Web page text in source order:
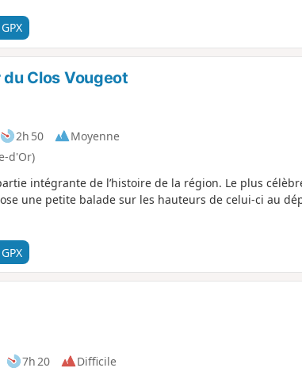
Clos Vougeot
2h 50
Moyenne
d'Or)
intégrante de l’histoire de la région. Le plus
une petite balade sur les hauteurs de celui-ci au
7h 20
Difficile